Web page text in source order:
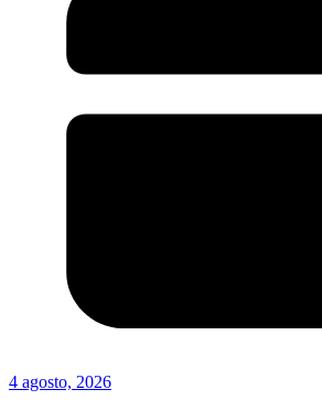
4 agosto, 2026